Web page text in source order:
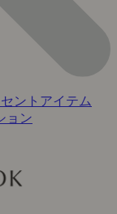
ントアイテム
ョン